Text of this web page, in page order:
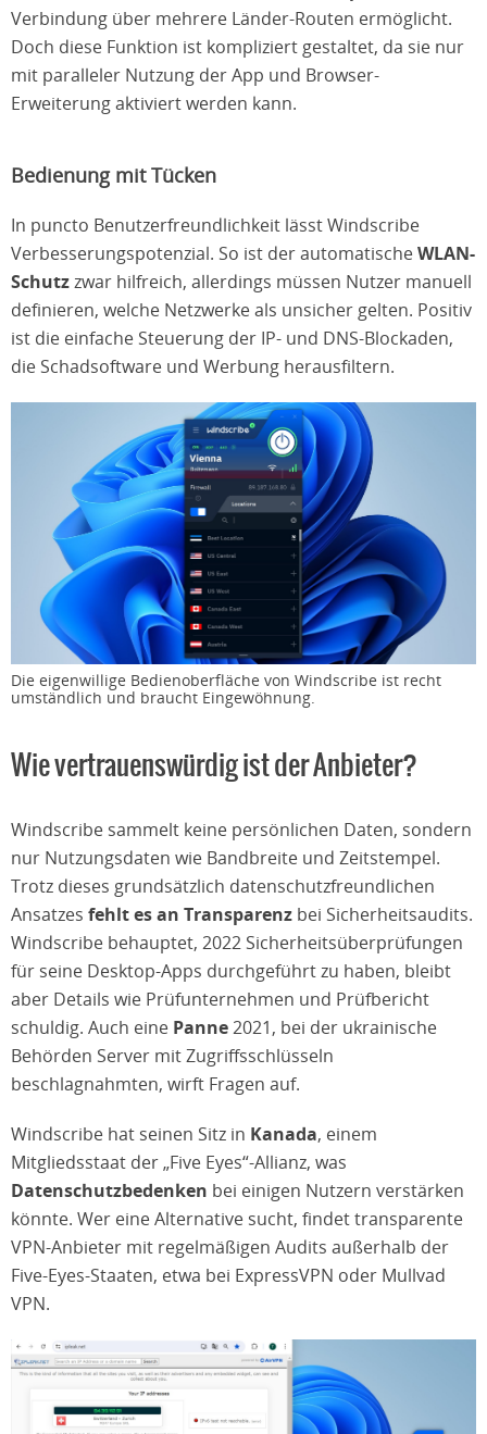
Verbindung über mehrere Länder-Routen ermöglicht.
Doch diese Funktion ist kompliziert gestaltet, da sie nur
mit paralleler Nutzung der App und Browser-
Erweiterung aktiviert werden kann.
Bedienung mit Tücken
In puncto Benutzerfreundlichkeit lässt Windscribe
Verbesserungspotenzial. So ist der automatischeWLAN-
Schutzzwar hilfreich, allerdings müssen Nutzer manuell
definieren, welche Netzwerke als unsicher gelten. Positiv
ist die einfache Steuerung der IP- und DNS-Blockaden,
die Schadsoftware und Werbung herausfiltern.
Die eigenwillige Bedienoberfläche von Windscribe ist recht
umständlich und braucht Eingewöhnung.
Wie vertrauenswürdig ist der Anbieter?
Windscribe sammelt keine persönlichen Daten, sondern
nur Nutzungsdaten wie Bandbreite und Zeitstempel.
Trotz dieses grundsätzlich datenschutzfreundlichen
Ansatzes fehlt es an Transparenz bei Sicherheitsaudits.
Windscribe behauptet, 2022 Sicherheitsüberprüfungen
für seine Desktop-Apps durchgeführt zu haben, bleibt
aber Details wie Prüfunternehmen und Prüfbericht
schuldig. Auch eine Panne2021, bei der ukrainische
Behörden Server mit Zugriffsschlüsseln
beschlagnahmten, wirft Fragen auf.
Windscribe hat seinen Sitz in Kanada, einem
Mitgliedsstaat der „Five Eyes“-Allianz, was
Datenschutzbedenken bei einigen Nutzern verstärken
könnte. Wer eine Alternative sucht, findet transparente
VPN-Anbieter mit regelmäßigen Audits außerhalb der
Five-Eyes-Staaten, etwa bei ExpressVPN oder Mullvad
VPN.